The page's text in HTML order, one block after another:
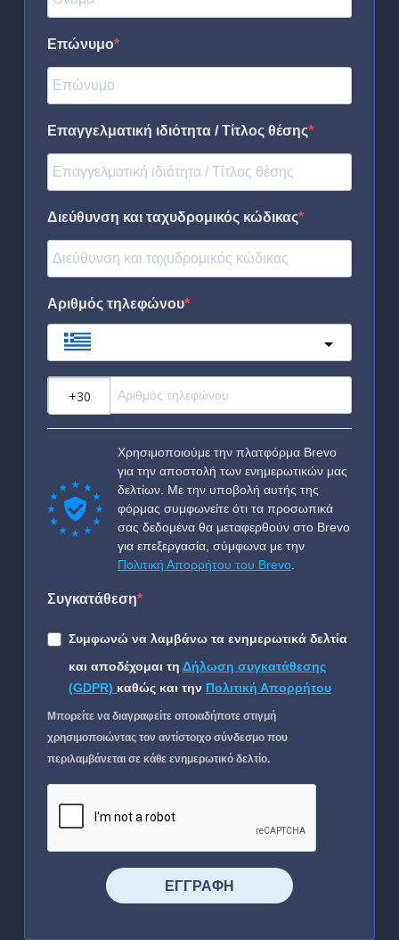
Επώνυμο
Επαγγελματική ιδιότητα / Τίτλος θέσης
Διεύθυνση και ταχυδρομικός κώδικας
Αριθμός τηλεφώνου
Χρησιμοποιούμε την πλατφόρμα Brevo
για την αποστολή των ενημερωτικών μας
δελτίων. Με την υποβολή αυτής της
φόρμας συμφωνείτε ότι τα προσωπικά
σας δεδομένα θα μεταφερθούν στο Brevo
για επεξεργασία, σύμφωνα με την
Πολιτική Απορρήτου του Brevo
Συγκατάθεση
Συμφωνώ να λαμβάνω τα ενημερωτικά δελτία
και αποδέχομαι τη Δήλωση συγκατάθεσης
(GDPR) καθώς και την Πολιτική Απορρήτου
Μπορείτε να διαγραφείτε οποιαδήποτε στιγμή
χρησιμοποιώντας τον αντίστοιχο σύνδεσμο που
περιλαμβάνεται σε κάθε ενημερωτικό δελτίο.
⠀⠀⠀⠀ΕΓΓΡΑΦΗ⠀⠀⠀⠀